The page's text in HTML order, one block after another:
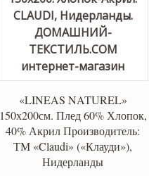
«LINEAS NATUREL»
150х200см. Плед 60% Хлопок,
40% Акрил Производитель:
ТМ «Claudi» («Клауди»),
Нидерланды